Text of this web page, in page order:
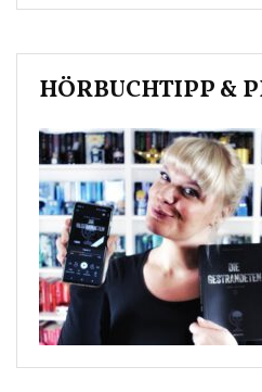
HÖRBUCHTIPP &